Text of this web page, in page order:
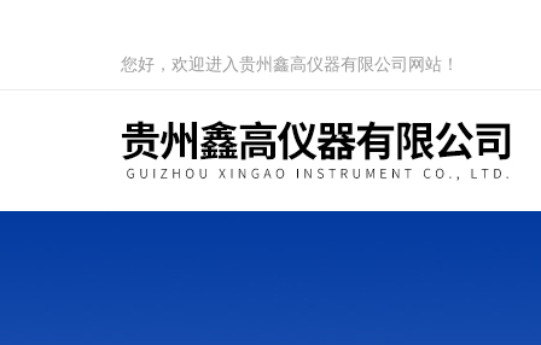
您好，欢迎进入贵州鑫高仪器有限公司网站！